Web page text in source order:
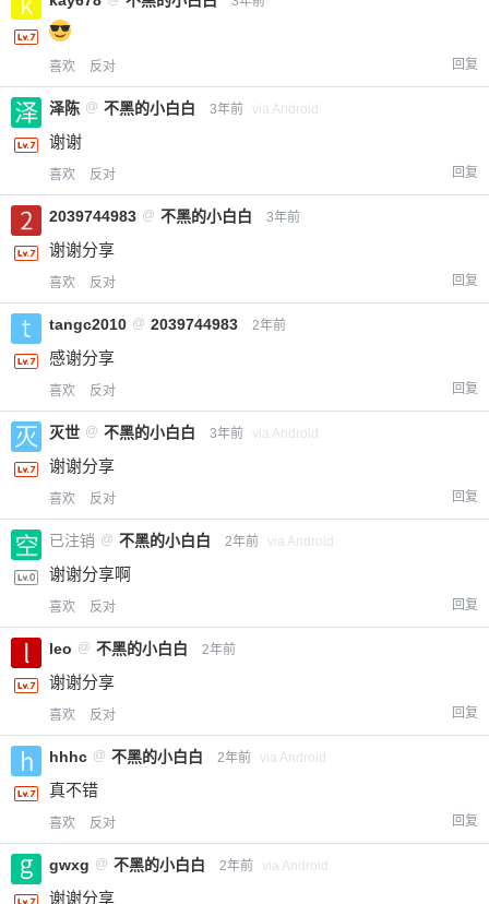
喜欢 反对 回复
泽陈 @ 不黑的小白白 3年前 via Android
谢谢
喜欢 反对 回复
2039744983 @ 不黑的小白白 3年前
谢谢分享
喜欢 反对 回复
tangc2010 @ 2039744983 2年前
感谢分享
喜欢 反对 回复
灭世 @ 不黑的小白白 3年前 via Android
谢谢分享
喜欢 反对 回复
已注销 @ 不黑的小白白 2年前 via Android
谢谢分享啊
喜欢 反对 回复
leo @ 不黑的小白白 2年前
谢谢分享
喜欢 反对 回复
hhhc @ 不黑的小白白 2年前 via Android
真不错
喜欢 反对 回复
gwxg @ 不黑的小白白 2年前 via Android
谢谢分享
忘记密码？